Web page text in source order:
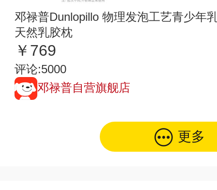
邓禄普Dunlopillo 物理发泡工艺青少年
天然乳胶枕
￥769
评论:5000
邓禄普自营旗舰店
更多